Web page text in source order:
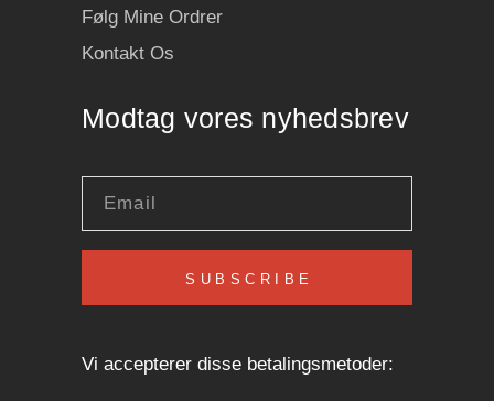
Følg Mine Ordrer
Kontakt Os
Modtag vores nyhedsbrev
SUBSCRIBE
Vi accepterer disse betalingsmetoder: